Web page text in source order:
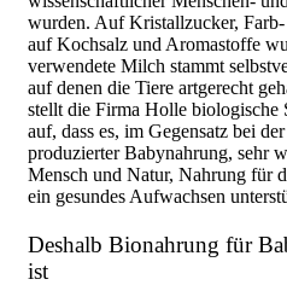
wurden. Auf Kristallzucker,
auf Kochsalz und Aromastoffe
verwendete Milch stammt
auf denen die Tiere artgerecht
stellt die Firma Holle biologische
auf, dass es, im Gegensatz bei
produzierter Babynahrung, sehr
Mensch und Natur, Nahrung für
ein gesundes Aufwachsen
Deshalb Bionahrung für
ist